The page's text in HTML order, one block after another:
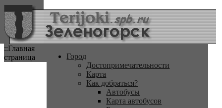
::Главная
страница
Город
Достопримечательности
Карта
Как добраться?
Автобусы
Карта автобусов